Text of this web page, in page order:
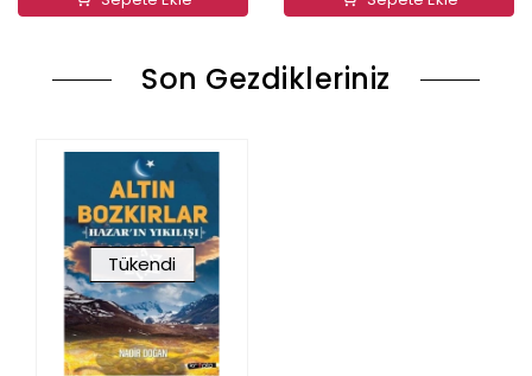
Son Gezdikleriniz
Tükendi